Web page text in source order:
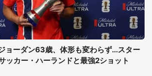
ョーダン63歳、体形も変わらず...スター
ッカー・ハーランドと最強2ショット